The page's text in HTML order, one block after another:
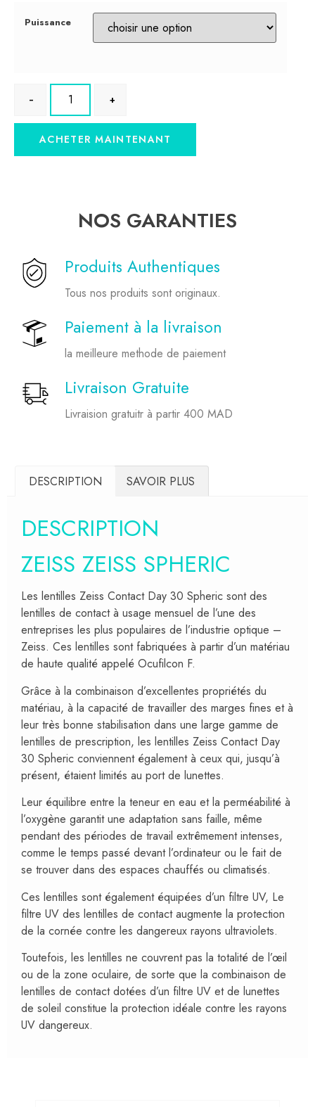
Puissance
ACHETER MAINTENANT
NOS GARANTIES
Produits Authentiques
Tous nos produits sont originaux.
Paiement à la livraison
la meilleure methode de paiement
Livraison Gratuite
Livraision gratuitr à partir 400 MAD
DESCRIPTION SAVOIR PLUS
DESCRIPTION
ZEISS ZEISS SPHERIC
Les lentilles Zeiss Contact Day 30 Spheric sont des
lentilles de contact à usage mensuel de l’une des
entreprises les plus populaires de l’industrie optique –
Zeiss. Ces lentilles sont fabriquées à partir d’un matériau
de haute qualité appelé Ocufilcon F.
Grâce à la combinaison d’excellentes propriétés du
matériau, à la capacité de travailler des marges fines et à
leur très bonne stabilisation dans une large gamme de
lentilles de prescription, les lentilles Zeiss Contact Day
30 Spheric conviennent également à ceux qui, jusqu’à
présent, étaient limités au port de lunettes.
Leur équilibre entre la teneur en eau et la perméabilité à
l’oxygène garantit une adaptation sans faille, même
pendant des périodes de travail extrêmement intenses,
comme le temps passé devant l’ordinateur ou le fait de
se trouver dans des espaces chauffés ou climatisés.
Ces lentilles sont également équipées d’un filtre UV, Le
filtre UV des lentilles de contact augmente la protection
de la cornée contre les dangereux rayons ultraviolets.
Toutefois, les lentilles ne couvrent pas la totalité de l’œil
ou de la zone oculaire, de sorte que la combinaison de
lentilles de contact dotées d’un filtre UV et de lunettes
de soleil constitue la protection idéale contre les rayons
UV dangereux.